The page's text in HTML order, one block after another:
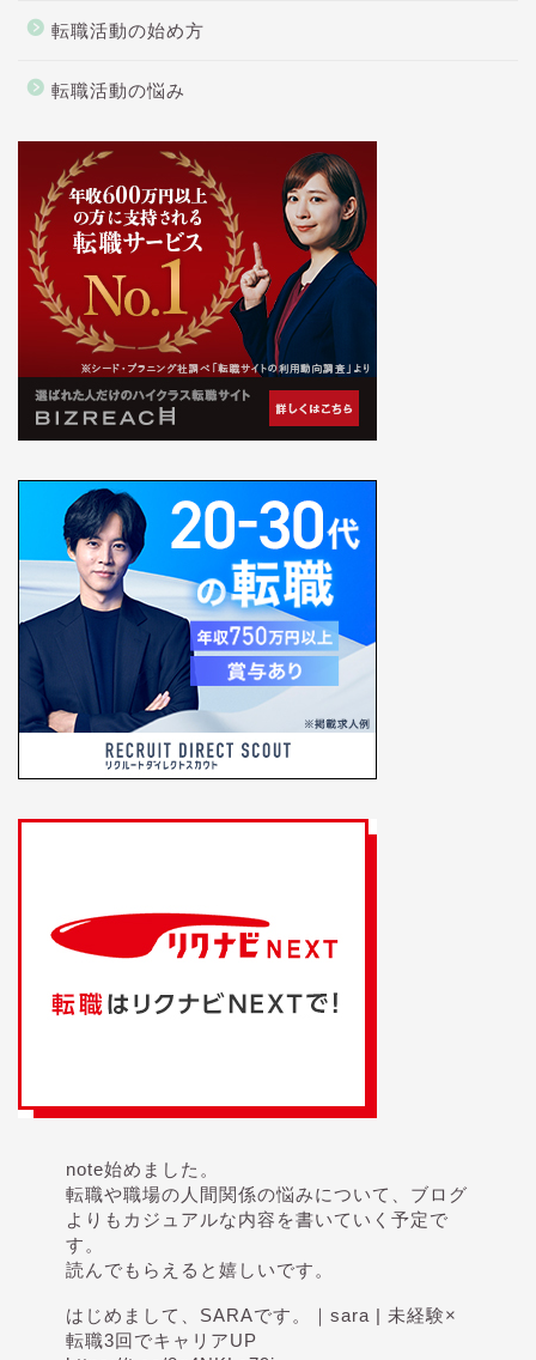
転職活動の始め方
転職活動の悩み
note始めました。
転職や職場の人間関係の悩みについて、ブログ
よりもカジュアルな内容を書いていく予定で
す。
読んでもらえると嬉しいです。
はじめまして、SARAです。｜sara | 未経験×
転職3回でキャリアUP